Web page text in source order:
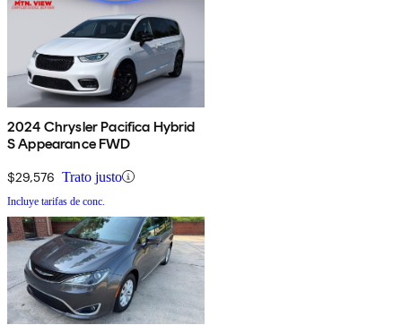
2024 Chrysler Pacifica Hybrid
S Appearance FWD
$29,576 Trato justo
Incluye tarifas de conc.